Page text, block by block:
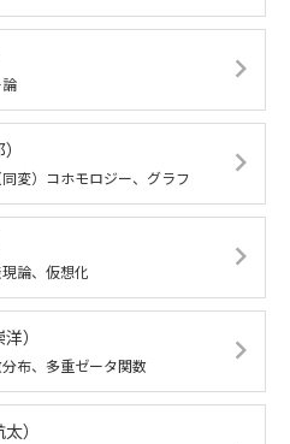
変）コホモロジー、グラフ
論、仮想化
）
分布、多重ゼータ関数
）